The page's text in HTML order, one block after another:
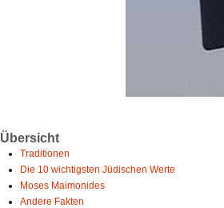
Übersicht
Traditionen
Die 10 wichtigsten Jüdischen Werte
Moses Maimonides
Andere Fakten